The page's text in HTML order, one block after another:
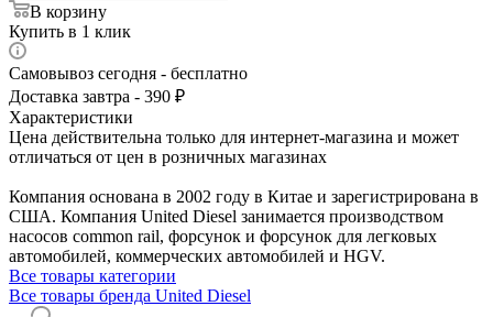
В корзину
Купить в 1 клик
Самовывоз сегодня - бесплатно
Доставка завтра - 390 ₽
Характеристики
Цена действительна только для интернет-магазина и может
отличаться от цен в розничных магазинах
Компания основана в 2002 году в Китае и зарегистрирована в
США. Компания United Diesel занимается производством
насосов common rail, форсунок и форсунок для легковых
автомобилей, коммерческих автомобилей и HGV.
Все товары категории
Все товары бренда United Diesel